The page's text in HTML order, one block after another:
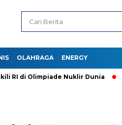
OLAHRAGA ENERGY
Olimpiade Nuklir Dunia